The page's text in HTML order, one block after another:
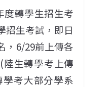
度轉學生招生考
招生考試，即日
，6/29前上傳各
生轉學考上傳
考大部分學系